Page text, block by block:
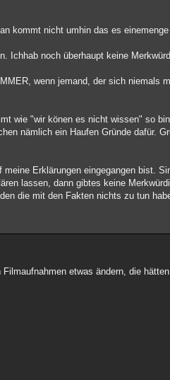
kommt nicht umhin das es
Ichhab noch überhaupt keine
wenn jemand, der sich
wie "wir könen es nicht wissen" so
nämlich ein Haufen Gründe dafür.
Erklärungen eingegangen bist.
lassen, dann gibtes keine
die mit den Fakten nichts zu tun
etwas ändern, die